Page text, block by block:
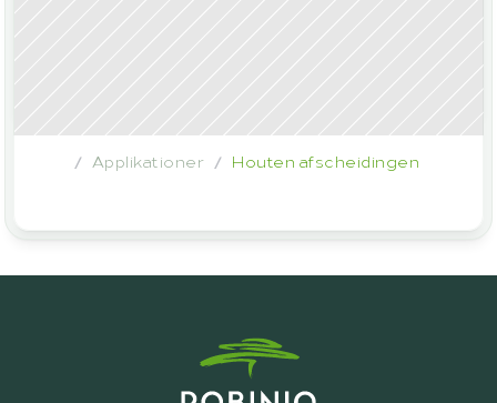
/ Applikationer / Houten afscheidingen